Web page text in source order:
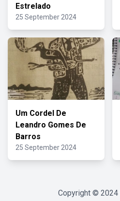
Estrelado
25 September 2024
Um Cordel De
Leandro Gomes De
Barros
25 September 2024
Copyright © 2024